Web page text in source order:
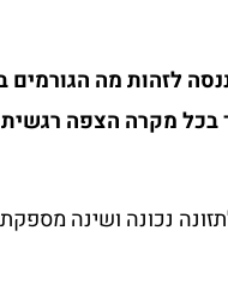
לזהות מה הגורמים
בכל מקרה הצפה
נכונה ושינה